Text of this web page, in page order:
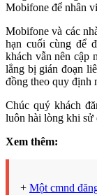
Mobifone để nhân
Mobifone và các
hạn cuối cùng để
khách vẫn nên cập
lắng bị gián đoạn
đồng theo quy định
Chúc quý khách
luôn hài lòng khi sử
Xem thêm:
+ Một cmnd